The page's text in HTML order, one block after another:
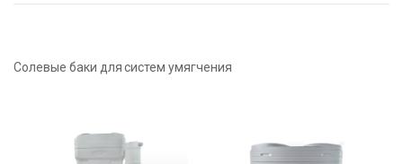
Солевые баки для систем умягчения